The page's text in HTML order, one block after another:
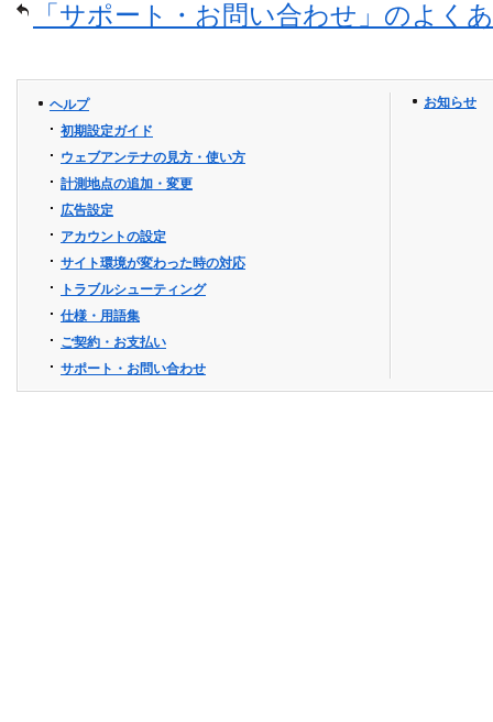
「サポート・お問い合わせ」のよく
ヘルプ
初期設定ガイド
ウェブアンテナの見方・使い方
計測地点の追加・変更
広告設定
アカウントの設定
サイト環境が変わった時の対応
トラブルシューティング
仕様・用語集
ご契約・お支払い
サポート・お問い合わせ
お知らせ